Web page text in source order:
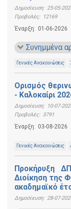
Δημοσίευση: 25-05-
Προβολές: 12169
Έναρξη: 01-06-2026
Συνημμένα
Γενικές Ανακοινώσεις
Ορισμός
- Καλοκαίρι
Δημοσίευση: 10-07-
Προβολές: 3791
Έναρξη: 03-08-2026
Γενικές Ανακοινώσεις
Προκήρυξη
Διοίκηση της
ακαδημαϊκό
Δημοσίευση: 28-07-